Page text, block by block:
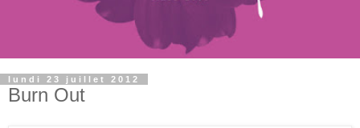
lundi 23 juillet 2012
Burn Out